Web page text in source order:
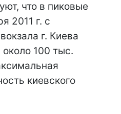
что в пиковые
2011 г. с
г. Киева
около 100 тыс.
киевского